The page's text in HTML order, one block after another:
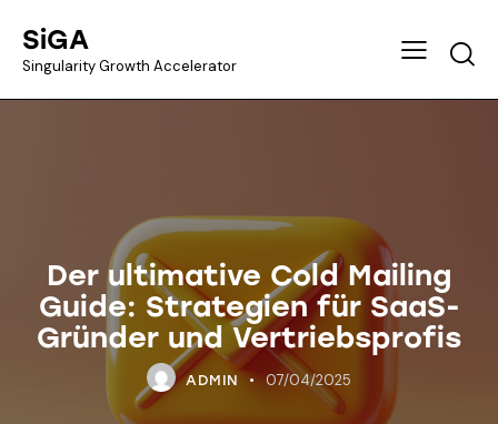
SiGA
Singularity Growth Accelerator
Der ultimative Cold Mailing
Guide: Strategien für SaaS-
Gründer und Vertriebsprofis
ADMIN 07/04/2025